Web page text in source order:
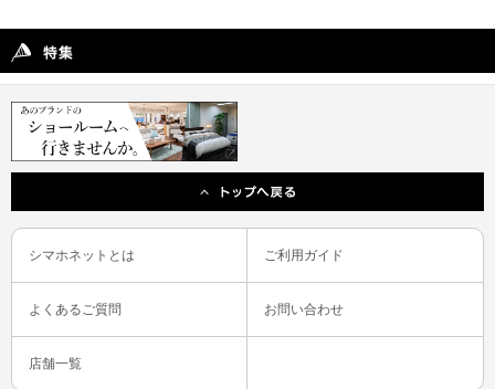
シマホネットとは ご利用ガイド
よくあるご質問 お問い合わせ
店舗一覧